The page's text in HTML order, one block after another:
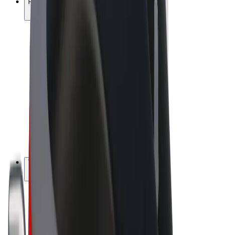
Produkter
Bolt for Business
El-sykler
Bolt Pluss
Tjen med Bolt